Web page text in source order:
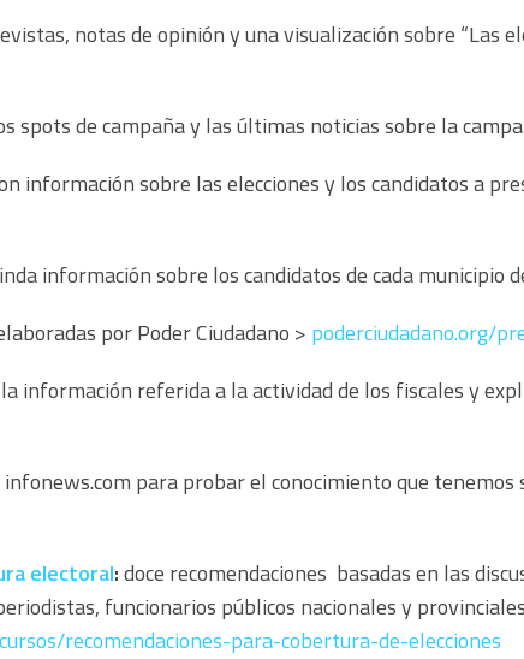
notas de opinión y una visualización sobre “Las
spots de campaña y las últimas noticias sobre la
información sobre las elecciones y los candidatos a
información sobre los candidatos de cada municipio
por Poder Ciudadano > poderciudadano.org/
información referida a la actividad de los fiscales y
para probar el conocimiento que tenemos
electoral:doce recomendaciones basadas en las
funcionarios públicos nacionales y
recomendaciones-para-cobertura-de-elecciones